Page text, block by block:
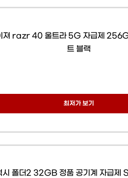
져 razr 40 울트라 5G 자급제
트 블랙
최저가 보기
시 폴더2 32GB 정품 공기계 자급제